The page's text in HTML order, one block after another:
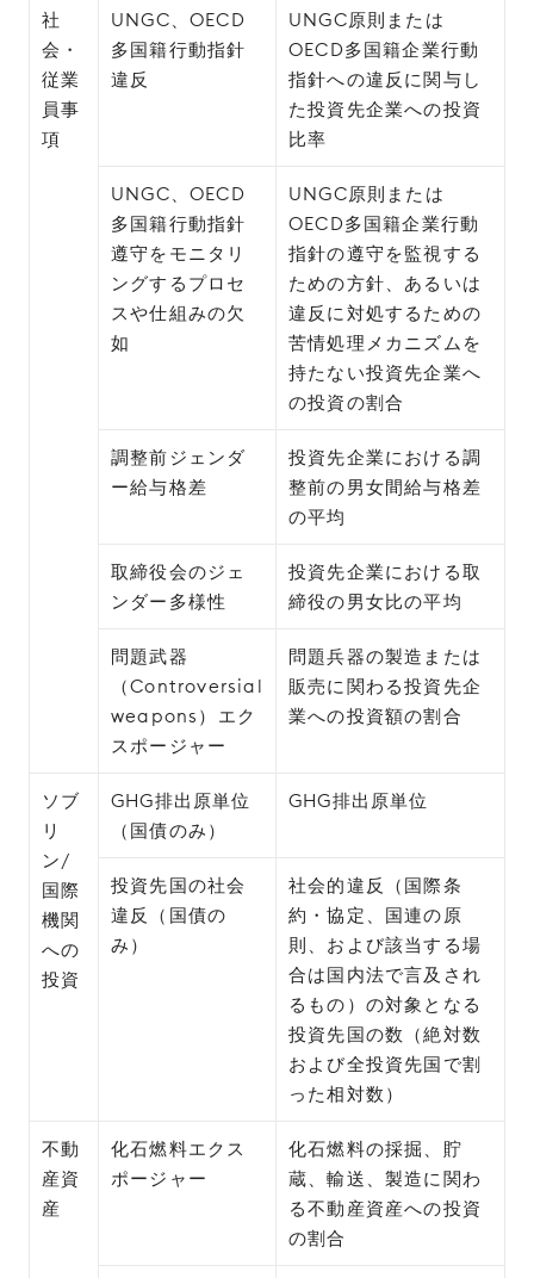
社
会・
従業
員事
項
UNGC、OECD
多国籍行動指針
違反
UNGC原則または
OECD多国籍企業行動
指針への違反に関与し
た投資先企業への投資
比率
UNGC、OECD
多国籍行動指針
遵守をモニタリ
ングするプロセ
スや仕組みの欠
如
UNGC原則または
OECD多国籍企業行動
指針の遵守を監視する
ための方針、あるいは
違反に対処するための
苦情処理メカニズムを
持たない投資先企業へ
の投資の割合
調整前ジェンダ
ー給与格差
投資先企業における調
整前の男女間給与格差
の平均
取締役会のジェ
ンダー多様性
投資先企業における取
締役の男女比の平均
問題武器
（Controversial
weapons）エク
スポージャー
問題兵器の製造または
販売に関わる投資先企
業への投資額の割合
ソブ
リ
ン/
国際
機関
への
投資
GHG排出原単位
（国債のみ）
GHG排出原単位
投資先国の社会
違反（国債の
み）
社会的違反（国際条
約・協定、国連の原
則、および該当する場
合は国内法で言及され
るもの）の対象となる
投資先国の数（絶対数
および全投資先国で割
った相対数）
不動
産資
産
化石燃料エクス
ポージャー
化石燃料の採掘、貯
蔵、輸送、製造に関わ
る不動産資産への投資
の割合